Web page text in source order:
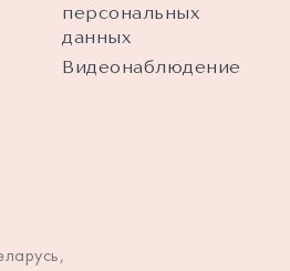
персональных
данных
Видеонаблюдение